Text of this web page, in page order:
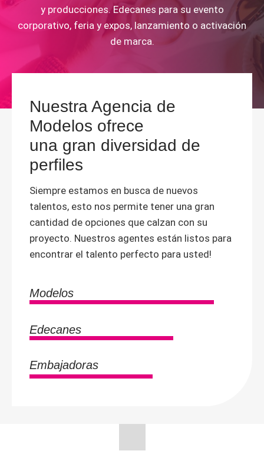
y producciones. Edecanes para su evento
corporativo, feria y expos, lanzamiento o activación
de marca.
Nuestra Agencia de
Modelos ofrece
una gran diversidad de
perfiles
Siempre estamos en busca de nuevos
talentos, esto nos permite tener una gran
cantidad de opciones que calzan con su
proyecto. Nuestros agentes están listos para
encontrar el talento perfecto para usted!
Modelos
Edecanes
Embajadoras